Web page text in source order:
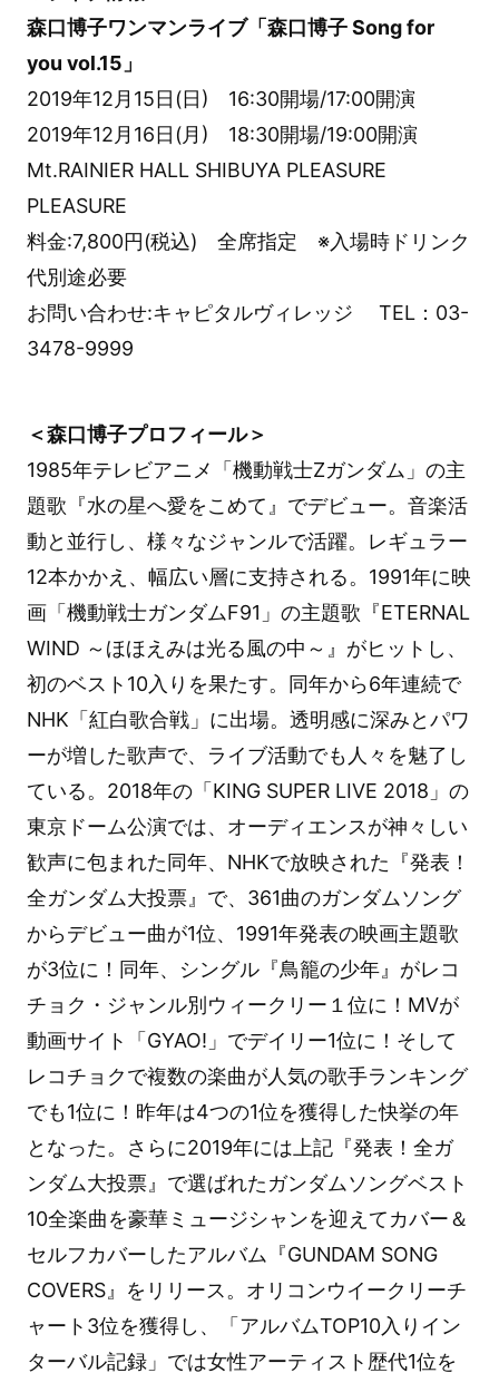
森口博子ワンマンライブ「森口博子 Song for
you vol.15」
2019年12月15日(日) 16:30開場/17:00開演
2019年12月16日(月) 18:30開場/19:00開演
Mt.RAINIER HALL SHIBUYA PLEASURE
PLEASURE
料金:7,800円(税込) 全席指定 ※入場時ドリンク
代別途必要
お問い合わせ:キャピタルヴィレッジ TEL：03-
3478-9999
＜森口博子プロフィール＞
1985年テレビアニメ「機動戦士Ζガンダム」の主
題歌『水の星へ愛をこめて』でデビュー。音楽活
動と並行し、様々なジャンルで活躍。レギュラー
12本かかえ、幅広い層に支持される。1991年に映
画「機動戦士ガンダムF91」の主題歌『ETERNAL
WIND ～ほほえみは光る風の中～』がヒットし、
初のベスト10入りを果たす。同年から6年連続で
NHK「紅白歌合戦」に出場。透明感に深みとパワ
ーが増した歌声で、ライブ活動でも人々を魅了し
ている。2018年の「KING SUPER LIVE 2018」の
東京ドーム公演では、オーディエンスが神々しい
歓声に包まれた同年、NHKで放映された『発表！
全ガンダム大投票』で、361曲のガンダムソング
からデビュー曲が1位、1991年発表の映画主題歌
が3位に！同年、シングル『鳥籠の少年』がレコ
チョク・ジャンル別ウィークリー１位に！MVが
動画サイト「GYAO!」でデイリー1位に！そして
レコチョクで複数の楽曲が人気の歌手ランキング
でも1位に！昨年は4つの1位を獲得した快挙の年
となった。さらに2019年には上記『発表！全ガ
ンダム大投票』で選ばれたガンダムソングベスト
10全楽曲を豪華ミュージシャンを迎えてカバー＆
セルフカバーしたアルバム『GUNDAM SONG
COVERS』をリリース。オリコンウイークリーチ
ャート3位を獲得し、「アルバムTOP10入りイン
ターバル記録」では女性アーティスト歴代1位を